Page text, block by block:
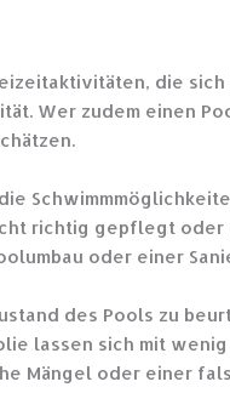
die
Wer zudem einen
richtig gepflegt
oder einer
des Pools zu
lassen sich mit
Mängel oder einer